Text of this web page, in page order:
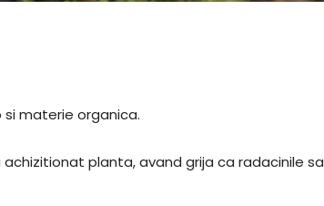
materie organica.
planta, avand grija ca radacinile sa